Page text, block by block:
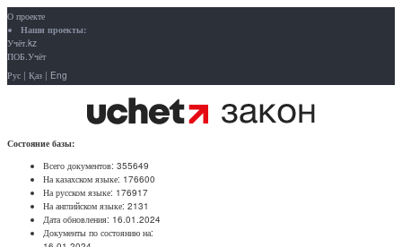
О проекте
Наши проекты:
Учёт.kz
ПОБ.Учёт
Рус | Қаз | Eng
Состояние базы:
Всего документов: 355649
На казахском языке: 176600
На русском языке: 176917
На английском языке: 2131
Дата обновления: 16.01.2024
Документы по состоянию на: